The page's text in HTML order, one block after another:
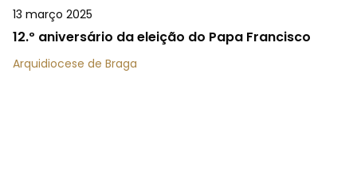
13 março 2025
12.º aniversário da eleição do Papa Francisco
Arquidiocese de Braga